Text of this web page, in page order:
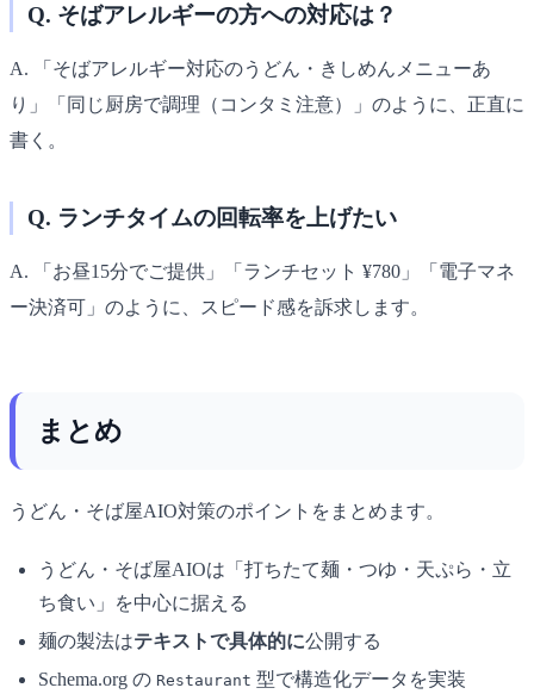
Q. そばアレルギーの方への対応は？
A. 「そばアレルギー対応のうどん・きしめんメニューあ
り」「同じ厨房で調理（コンタミ注意）」のように、正直に
書く。
Q. ランチタイムの回転率を上げたい
A. 「お昼15分でご提供」「ランチセット ¥780」「電子マネ
ー決済可」のように、スピード感を訴求します。
まとめ
うどん・そば屋AIO対策のポイントをまとめます。
うどん・そば屋AIOは「打ちたて麺・つゆ・天ぷら・立
ち食い」を中心に据える
麺の製法はテキストで具体的に公開する
Schema.org の Restaurant 型で構造化データを実装